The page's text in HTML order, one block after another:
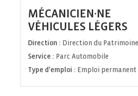
MÉCANICIEN·NE
VÉHICULES LÉGERS
Direction : Direction du
Service : Parc Automobile
Type d'emploi : Emploi permanent